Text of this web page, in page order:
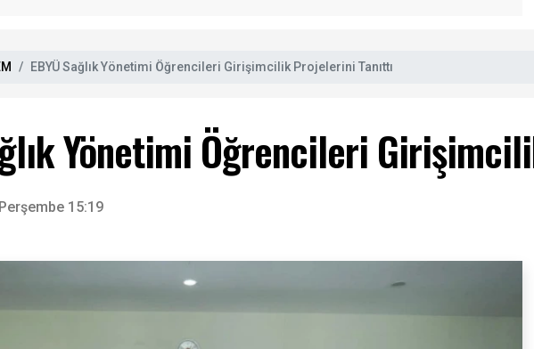
EBYÜ Sağlık Yönetimi Öğrencileri Girişimcilik Projelerini Tanıttı
Yönetimi Öğrencileri
15:19